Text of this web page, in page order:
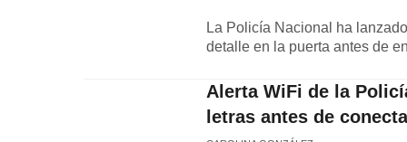
La Policía Nacional ha
detalle en la puerta antes de
Alerta WiFi de la
letras antes de